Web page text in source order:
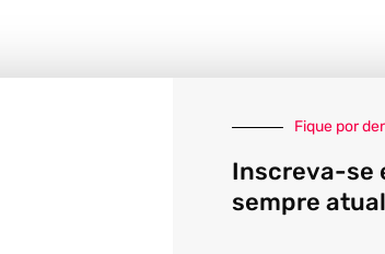
Fique por
Inscreva-se
sempre